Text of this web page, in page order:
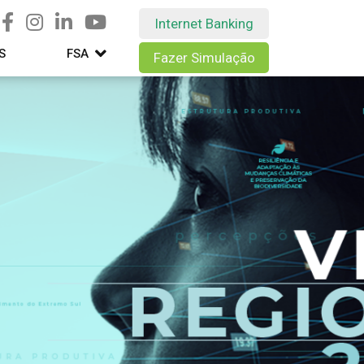
FSA
Internet Banking
Fazer Simulação